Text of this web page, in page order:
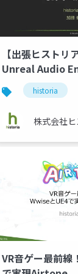
エンジニア unreal engine
【出張ヒストリ
Unreal Audio
ラクティブサウ
どこまでつくれ
historia
株式会社
VR音ゲー最前